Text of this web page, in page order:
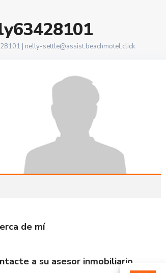
| nelly-settle@assist.beachmotel.click
de mí
a su asesor inmobiliario